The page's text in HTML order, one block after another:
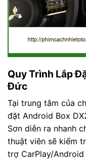
Quy Trình Lắp
Đức
Tại trung tâm của
đặt Android Box
Sơn diễn ra nhanh
thuật viên sẽ kiểm
trợ CarPlay/